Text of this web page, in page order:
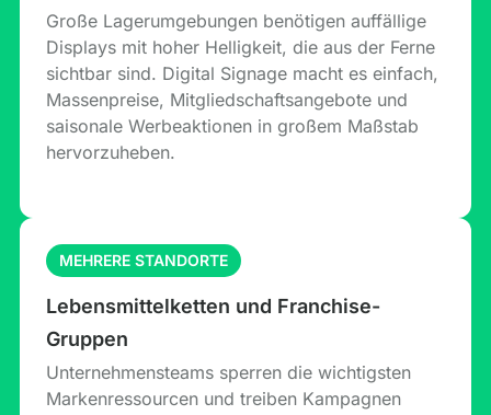
Große Lagerumgebungen benötigen auffällige
Displays mit hoher Helligkeit, die aus der Ferne
sichtbar sind. Digital Signage macht es einfach,
Massenpreise, Mitgliedschaftsangebote und
saisonale Werbeaktionen in großem Maßstab
hervorzuheben.
MEHRERE STANDORTE
Lebensmittelketten und Franchise-
Gruppen
Unternehmensteams sperren die wichtigsten
Markenressourcen und treiben Kampagnen